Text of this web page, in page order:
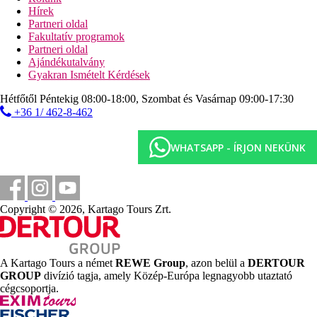
szauna
fitneszterem
strandröplabda
asztalitenisz (felszerelés térítés ellenében)
spa-központ
masszázsok
vízi sportok a tengerparton (helyi szolgáltatóknál)
All Inclusive Plus: minden étkezés büférendszerben,
reggeli későn kelőknek, vacsorázni az a'la carte-
étteremben is lehetséges (tartózkodásonként 1x, előzetes
foglalással), a'la carte-étterem ingyenesen (török, hal és
olasz, előzetes foglalás szükséges), napközben könnyű
snack-ételek, délután kávé, tea és desszert, helyi alkoholos
és alkoholmentes italok 10:00 és 24:00 óra között.
Szálláshely besorolás
Az adott ország hivatalos besorolása: 5*.
Hírek
Partneri oldal
Fakultatív programok
Partneri oldal
Ajándékutalvány
Gyakran Ismételt Kérdések
Hétfőtől Péntekig 08:00-18:00, Szombat és Vasárnap 09:00-17:30
+36 1/ 462-8-462
WHATSAPP - ÍRJON NEKÜNK
Copyright © 2026, Kartago Tours Zrt.
A Kartago Tours a német REWE Group, azon belül a DERTOUR
GROUP divízió tagja, amely Közép-Európa legnagyobb utaztató
cégcsoportja.